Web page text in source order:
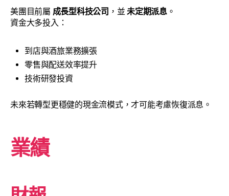
美團目前屬 成長型科技公司 ，並 未定期派息。
資金大多投入：
到店與酒旅業務擴張
零售與配送效率提升
技術研發投資
未來若轉型更穩健的現金流模式，才可能考慮恢復派息。
業績